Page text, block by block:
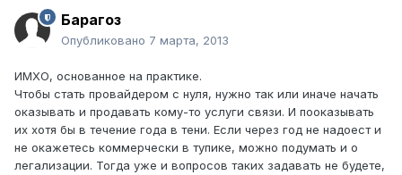
Барагоз
Опубликовано 7 марта, 2013
ИМХО, основанное на практике.
Чтобы стать провайдером с нуля, нужно так или иначе начать
оказывать и продавать кому-то услуги связи. И пооказывать
их хотя бы в течение года в тени. Если через год не надоест и
не окажетесь коммерчески в тупике, можно подумать и о
легализации. Тогда уже и вопросов таких задавать не будете,